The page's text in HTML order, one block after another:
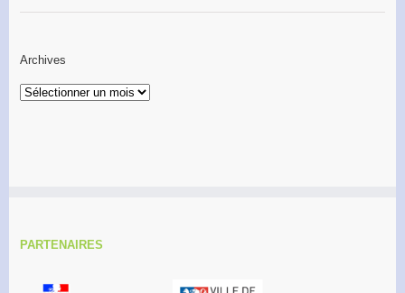
Archives
Archives
PARTENAIRES